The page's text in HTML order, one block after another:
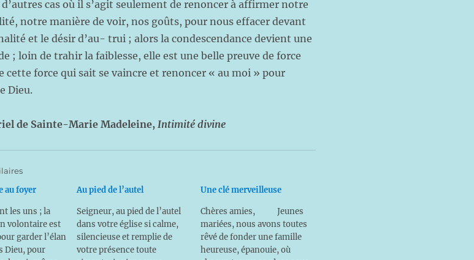
d’autres cas où il s’agit seulement de renoncer à affirmer notre
notre manière de voir, nos goûts, pour nous effacer devant
et le désir d’au- trui ; alors la condescendance devient une
; loin de trahir la faiblesse, elle est une belle preuve de force
cette force qui sait se vaincre et renoncer « au moi » pour
Dieu.
de Sainte-Marie Madeleine,Intimité divine
au foyer
les uns ; la
volontaire est
garder l’élan
Dieu, pour
Au pied de l’autel
Seigneur, au pied de l’autel
dans votre église si calme,
silencieuse et remplie de
votre présence toute
Une clé merveilleuse
Chères amies, Jeunes
mariées, nous avons toutes
rêvé de fonder une famille
heureuse, épanouie, où